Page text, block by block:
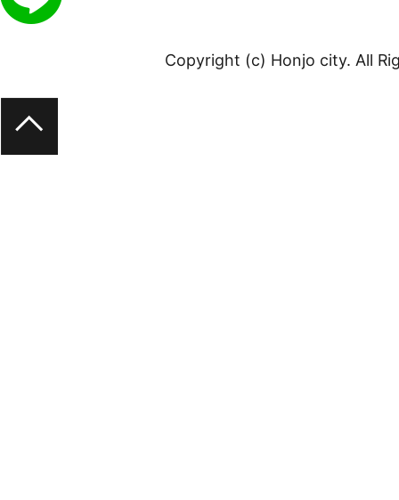
Copyright (c) Honjo city. All